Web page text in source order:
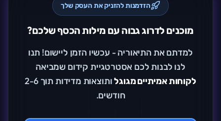
הזדמנות להזניק את העסק שלך
מוכנים לדרוג גבוה עם מילות הכסף שלכם?
למדתם את התיאוריה - עכשיו הזמן ליישום! תנו
לנו לבנות לכם אסטרטגיית קידום שמביאה
לקוחות אמיתיים מגוגל
ותוצאות מדידות תוך 2-6
חודשים.